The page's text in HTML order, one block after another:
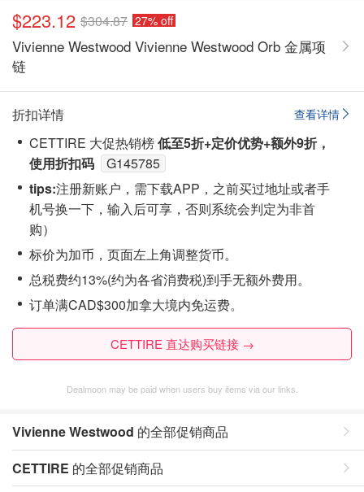
$223.12 $304.87 27% off
Vivienne Westwood Vivienne Westwood Orb 金属项
链
查看详情
折扣详情
CETTIRE 大促热销榜低至5折+定价优势+额外9折，
使用折扣码
G145785
tips:注‮新册‬账户，需下载APP，之前买过地址或者手
机号换一下，输入后可享，否则系统会‮定判‬为非首
购）
标价为加币，页面左上角调整货币。
总税费约13%(约为各省消费税)到手无额外费用。
订单满CAD$300加拿大境内免运费。
CETTIRE 直达购买链接 →
Dealmoon may be paid when users buy items via our links.
Vivienne Westwood 的全部促销商品
CETTIRE 的全部促销商品